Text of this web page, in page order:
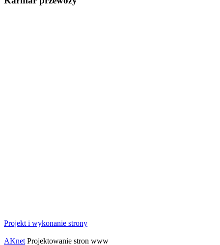
Projekt i wykonanie strony
AKnetProjektowanie stron www